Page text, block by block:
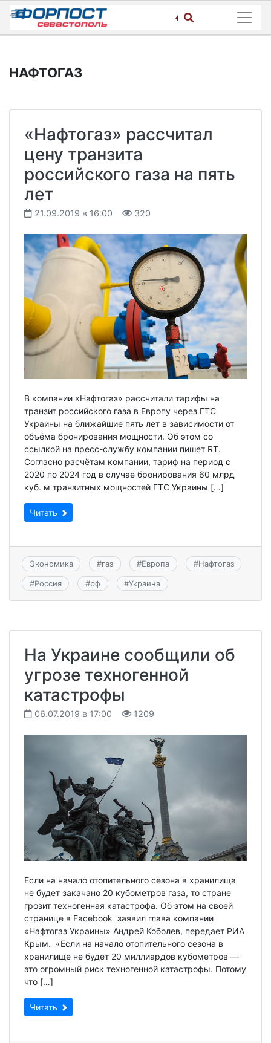
Skip
content
НАФТОГАЗ
«Нафтогаз» рассчитал
цену транзита
российского газа на пять
лет
21.09.2019 в 16:00 320
В компании «Нафтогаз» рассчитали тарифы на
транзит российского газа в Европу через ГТС
Украины на ближайшие пять лет в зависимости от
объёма бронирования мощности. Об этом со
ссылкой на пресс-службу компании пишет RT.
Согласно расчётам компании, тариф на период с
2020 по 2024 год в случае бронирования 60 млрд
куб. м транзитных мощностей ГТС Украины […]
Читать
Экономика #газ #Европа #Нафтогаз
#Россия #рф #Украина
На Украине сообщили об
угрозе техногенной
катастрофы
06.07.2019 в 17:00 1209
Если на начало отопительного сезона в хранилища
не будет закачано 20 кубометров газа, то стране
грозит техногенная катастрофа. Об этом на своей
странице в Facebook заявил глава компании
«Нафтогаз Украины» Андрей Коболев, передает РИА
Крым. «Если на начало отопительного сезона в
хранилище не будет 20 миллиардов кубометров —
это огромный риск техногенной катастрофы. Потому
что […]
Читать